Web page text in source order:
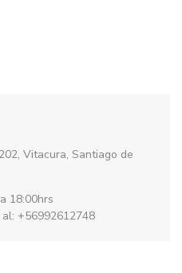
Vitacura, Santiago de
18:00hrs
+56992612748